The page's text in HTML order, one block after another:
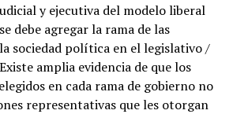
y ejecutiva del modelo liberal
debe agregar la rama de las
sociedad política en el legislativo /
amplia evidencia de que los
en cada rama de gobierno no
representativas que les otorgan